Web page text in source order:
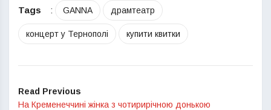
Tags : GANNA драмтеатр
концерт у Тернополі купити квитки
Read Previous
На Кременеччині жінка з чотирирічною донькою